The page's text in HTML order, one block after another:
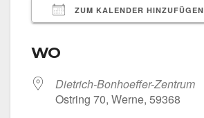
ZUM KALENDER HINZUFÜGEN
WO
Dietrich-Bonhoeffer-Zentrum
Ost­ring 70, Wer­ne, 59368